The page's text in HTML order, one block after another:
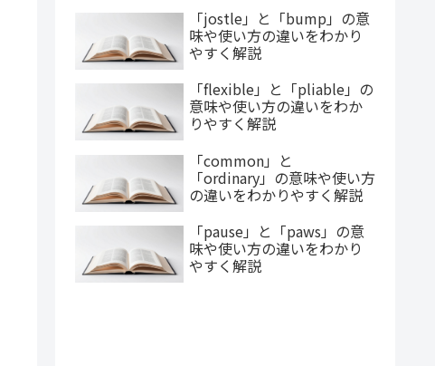
「jostle」と「bump」の意
味や使い方の違いをわかり
やすく解説
「flexible」と「pliable」の
意味や使い方の違いをわか
りやすく解説
「common」と
「ordinary」の意味や使い方
の違いをわかりやすく解説
「pause」と「paws」の意
味や使い方の違いをわかり
やすく解説